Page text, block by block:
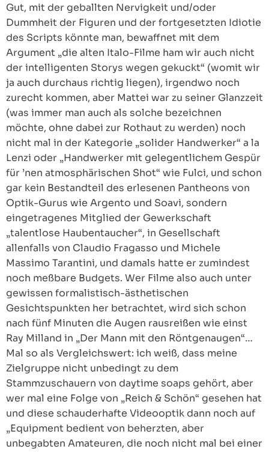
Gut, mit der geballten Nervigkeit und/oder
Dummheit der Figuren und der fortgesetzten Idiotie
des Scripts könnte man, bewaffnet mit dem
Argument „die alten Italo-Filme ham wir auch nicht
der intelligenten Storys wegen gekuckt“ (womit wir
ja auch durchaus richtig liegen), irgendwo noch
zurecht kommen, aber Mattei war zu seiner Glanzzeit
(was immer man auch als solche bezeichnen
möchte, ohne dabei zur Rothaut zu werden) noch
nicht mal in der Kategorie „solider Handwerker“ a la
Lenzi oder „Handwerker mit gelegentlichem Gespür
für ’nen atmosphärischen Shot“ wie Fulci, und schon
gar kein Bestandteil des erlesenen Pantheons von
Optik-Gurus wie Argento und Soavi, sondern
eingetragenes Mitglied der Gewerkschaft
„talentlose Haubentaucher“, in Gesellschaft
allenfalls von Claudio Fragasso und Michele
Massimo Tarantini, und damals hatte er zumindest
noch meßbare Budgets. Wer Filme also auch unter
gewissen formalistisch-ästhetischen
Gesichtspunkten her betrachtet, wird sich schon
nach fünf Minuten die Augen rausreißen wie einst
Ray Milland in „Der Mann mit den Röntgenaugen“…
Mal so als Vergleichswert: ich weiß, dass meine
Zielgruppe nicht unbedingt zu dem
Stammzuschauern von daytime soaps gehört, aber
wer mal eine Folge von „Reich & Schön“ gesehen hat
und diese schauderhafte Videooptik dann noch auf
„Equipment bedient von beherzten, aber
unbegabten Amateuren, die noch nicht mal bei einer